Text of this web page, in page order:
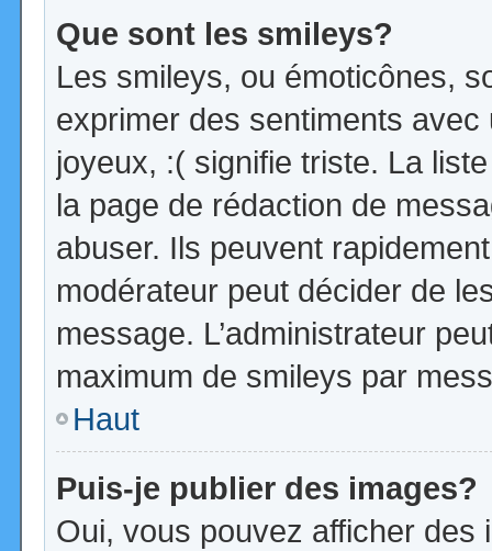
Que sont les smileys?
Les smileys, ou émoticônes,
exprimer des sentiments
joyeux, :( signifie triste. La
la page de rédaction de
abuser. Ils peuvent
modérateur peut décider de
message. L’administrateur
maximum de smileys par
Haut
Puis-je publier des images?
Oui, vous pouvez afficher